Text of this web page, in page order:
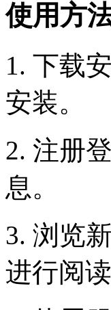
使用方
1. 下载
安装。
2. 注册
息。
3. 浏览
进行阅读